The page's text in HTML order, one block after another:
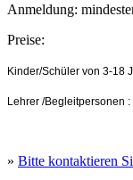
Anmeldung:
Preise:
Kinder/Schüler von 3-18
Lehrer /Begleitpersonen :
» Bitte kontaktieren